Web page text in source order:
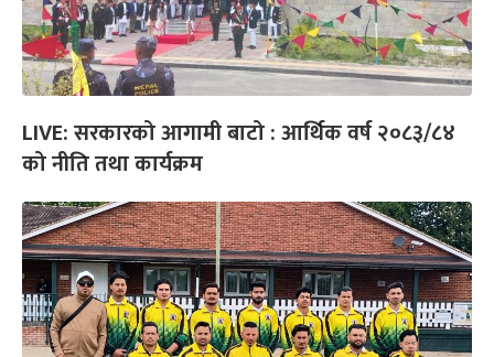
LIVE: सरकारको आगामी बाटो : आर्थिक वर्ष २०८३/८४
को नीति तथा कार्यक्रम